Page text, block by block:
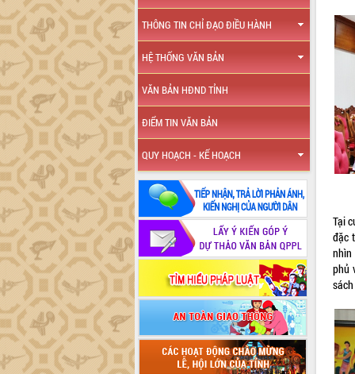
THÔNG TIN CHỈ ĐẠO ĐIỀU HÀNH
HỆ THỐNG VĂN BẢN
VĂN BẢN HĐND TỈNH
ĐIỂM TIN VĂN BẢN
QUY HOẠCH - KẾ HOẠCH
Tại
đặc
nhìn
phủ